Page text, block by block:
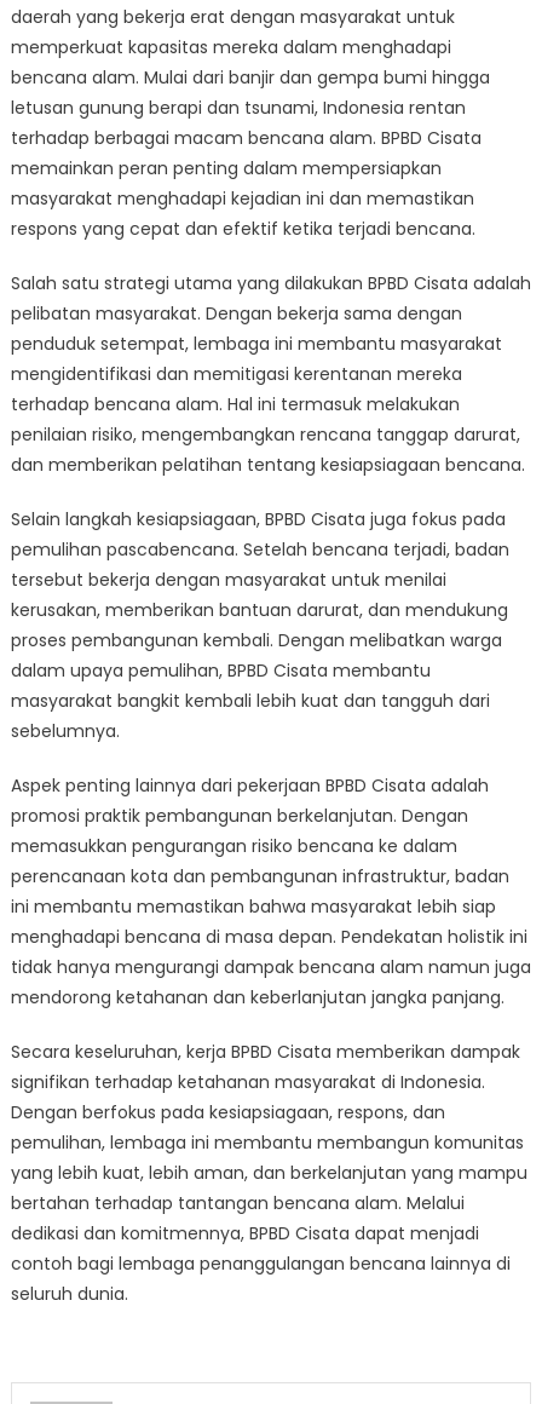
daerah yang bekerja erat dengan masyarakat untuk
memperkuat kapasitas mereka dalam menghadapi
bencana alam. Mulai dari banjir dan gempa bumi hingga
letusan gunung berapi dan tsunami, Indonesia rentan
terhadap berbagai macam bencana alam. BPBD Cisata
memainkan peran penting dalam mempersiapkan
masyarakat menghadapi kejadian ini dan memastikan
respons yang cepat dan efektif ketika terjadi bencana.
Salah satu strategi utama yang dilakukan BPBD Cisata adalah
pelibatan masyarakat. Dengan bekerja sama dengan
penduduk setempat, lembaga ini membantu masyarakat
mengidentifikasi dan memitigasi kerentanan mereka
terhadap bencana alam. Hal ini termasuk melakukan
penilaian risiko, mengembangkan rencana tanggap darurat,
dan memberikan pelatihan tentang kesiapsiagaan bencana.
Selain langkah kesiapsiagaan, BPBD Cisata juga fokus pada
pemulihan pascabencana. Setelah bencana terjadi, badan
tersebut bekerja dengan masyarakat untuk menilai
kerusakan, memberikan bantuan darurat, dan mendukung
proses pembangunan kembali. Dengan melibatkan warga
dalam upaya pemulihan, BPBD Cisata membantu
masyarakat bangkit kembali lebih kuat dan tangguh dari
sebelumnya.
Aspek penting lainnya dari pekerjaan BPBD Cisata adalah
promosi praktik pembangunan berkelanjutan. Dengan
memasukkan pengurangan risiko bencana ke dalam
perencanaan kota dan pembangunan infrastruktur, badan
ini membantu memastikan bahwa masyarakat lebih siap
menghadapi bencana di masa depan. Pendekatan holistik ini
tidak hanya mengurangi dampak bencana alam namun juga
mendorong ketahanan dan keberlanjutan jangka panjang.
Secara keseluruhan, kerja BPBD Cisata memberikan dampak
signifikan terhadap ketahanan masyarakat di Indonesia.
Dengan berfokus pada kesiapsiagaan, respons, dan
pemulihan, lembaga ini membantu membangun komunitas
yang lebih kuat, lebih aman, dan berkelanjutan yang mampu
bertahan terhadap tantangan bencana alam. Melalui
dedikasi dan komitmennya, BPBD Cisata dapat menjadi
contoh bagi lembaga penanggulangan bencana lainnya di
seluruh dunia.